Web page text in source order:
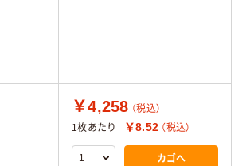
￥4,258 （税込）
1枚あたり
￥8.52 （税込）
カゴへ